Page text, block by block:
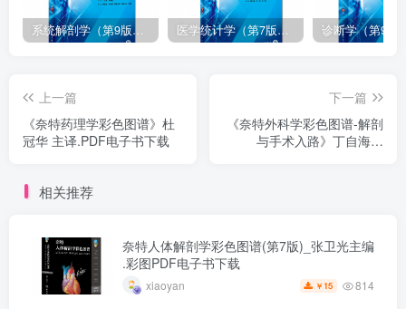
系统解剖学（第9版）丁文龙主编_人卫版教材.PDF电子书下载 医学统计学（第7版）李康主编_人卫版教材.PDF电子书下载
上一篇
《奈特药理学彩色图谱》杜
冠华 主译.PDF电子书下载
下一篇
《奈特外科学彩色图谱-解剖
与手术入路》丁自海主
相关推荐
奈特人体解剖学彩色图谱(第7版)_张卫光主编
.彩图PDF电子书下载
xiaoyan ￥ 15 814